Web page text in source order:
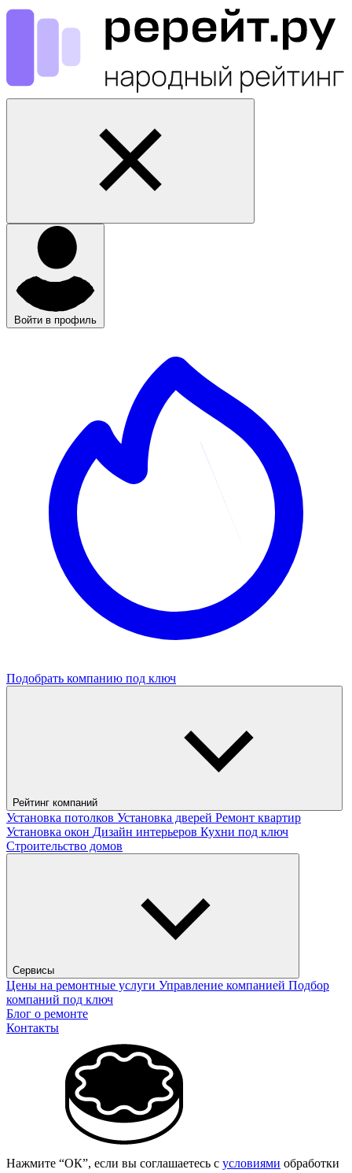
Войти в профиль
Подобрать компанию под ключ
Рейтинг компаний
Установка потолков Установка дверей Ремонт квартир
Установка окон Дизайн интерьеров Кухни под ключ
Строительство домов
Сервисы
Цены на ремонтные услуги Управление компанией Подбор
компаний под ключ
Блог о ремонте
Контакты
Нажмите “ОК”, если вы соглашаетесь с условиями обработки